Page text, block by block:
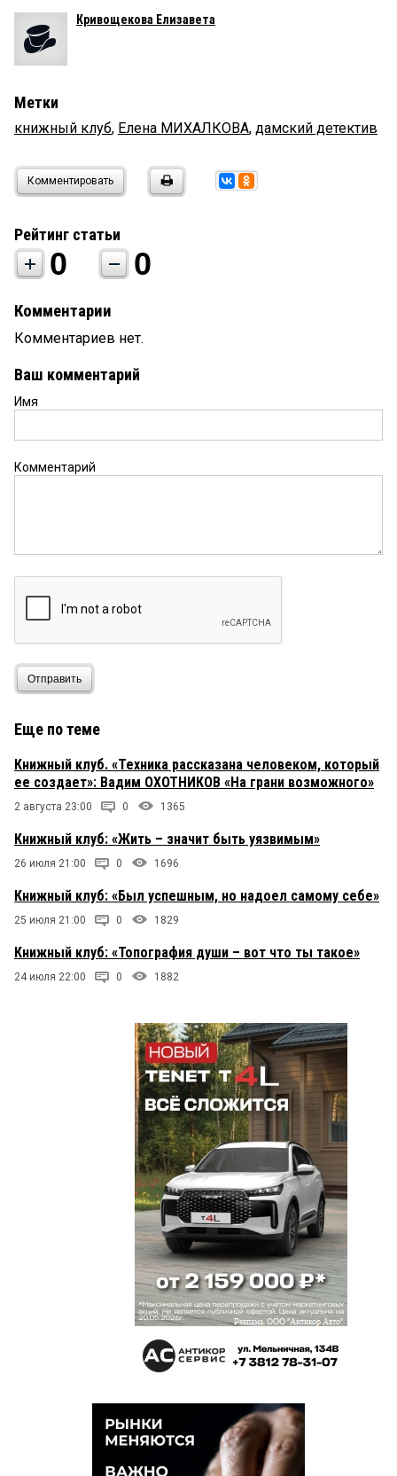
Кривощекова Елизавета
Метки
книжный клуб, Елена МИХАЛКОВА, дамский детектив
Комментировать
Рейтинг статьи
0 0
Комментарии
Комментариев нет.
Ваш комментарий
Имя
Комментарий
Отправить
Еще по теме
Книжный клуб. «Техника рассказана человеком, который
ее создает»: Вадим ОХОТНИКОВ «На грани возможного»
2 августа 23:00 0 1365
Книжный клуб: «Жить – значит быть уязвимым»
26 июля 21:00 0 1696
Книжный клуб: «Был успешным, но надоел самому себе»
25 июля 21:00 0 1829
Книжный клуб: «Топография души – вот что ты такое»
24 июля 22:00 0 1882